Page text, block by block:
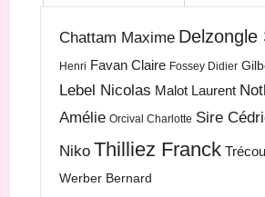
Chattam Maxime Delzongle
Henri Favan Claire Fossey Didier
Lebel Nicolas Malot Laurent
Amélie Orcival Charlotte Sire
Niko Thilliez Franck
Werber Bernard